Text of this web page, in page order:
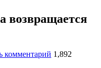
возвращается
комментарий 1,892